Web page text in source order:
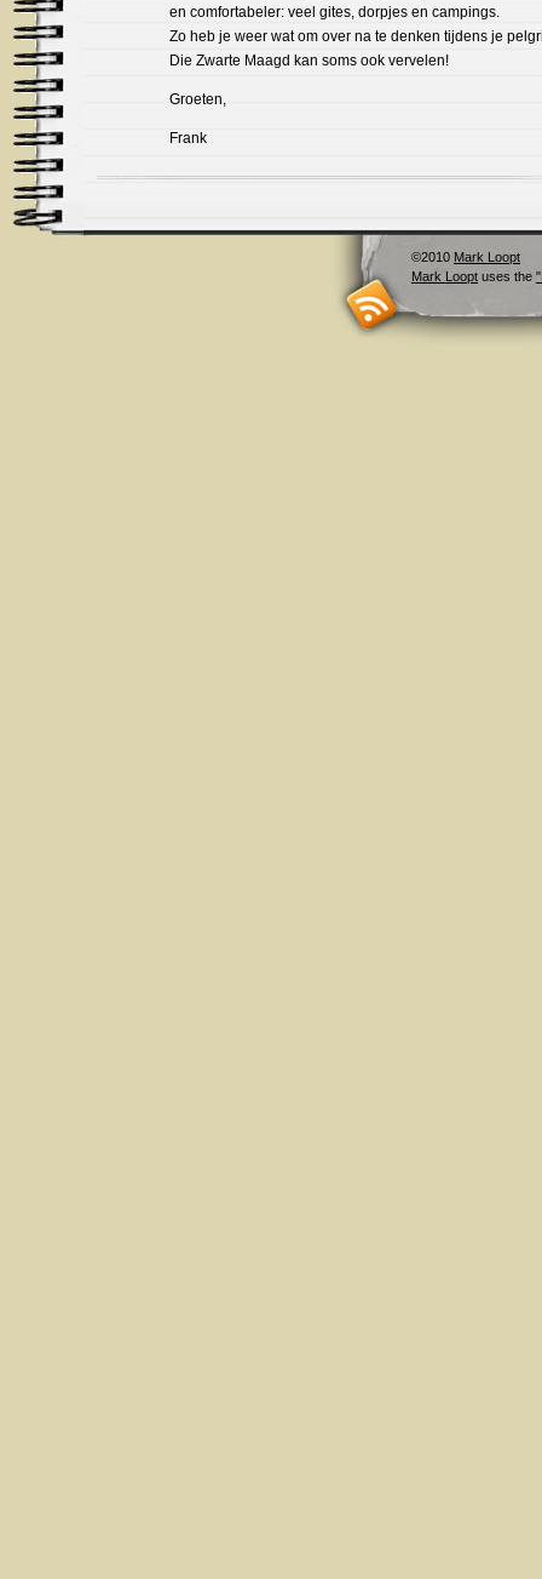
en comfortabeler: veel gites, dorpjes en campings.
Zo heb je weer wat om over na te denken tijdens je
Die Zwarte Maagd kan soms ook vervelen!
Groeten,
Frank
©2010 Mark Loopt
Mark Loopt uses the